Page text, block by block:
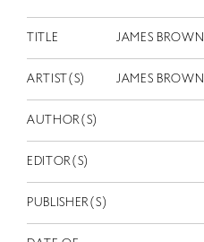
JP
EN
TITLE JAMES BROWN
ARTIST(S) JAMES BROWN
AUTHOR(S)
EDITOR(S)
PUBLISHER(S)